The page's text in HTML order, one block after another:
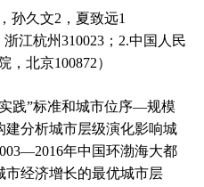
孙久文2，夏致远1
江杭州310023；2.中国人民
，北京100872）
践”标准和城市位序—规模
分析城市层级演化影响城
年中国环渤海大都
经济增长的最优城市层